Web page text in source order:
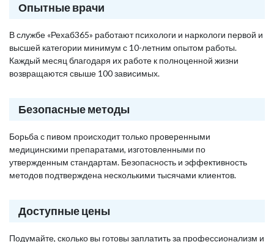
Опытные врачи
В службе «Рехаб365» работают психологи и наркологи первой и
высшей категории минимум с 10-летним опытом работы.
Каждый месяц благодаря их работе к полноценной жизни
возвращаются свыше 100 зависимых.
Безопасные методы
Борьба с пивом происходит только проверенными
медицинскими препаратами, изготовленными по
утвержденным стандартам. Безопасность и эффективность
методов подтверждена несколькими тысячами клиентов.
Доступные цены
Подумайте, сколько вы готовы заплатить за профессионализм и